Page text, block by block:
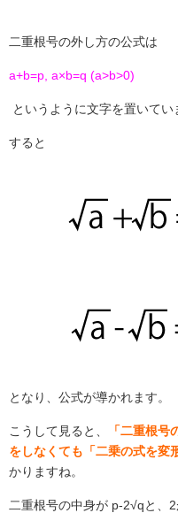
二重根号の外し方の公式は
a+b=p, a×b=q (a>b>0)
というように文字を置いてい
すると
となり、公式が導かれます。
こうして見ると、
「二重根
をしなくても「二乗の式を変
かりますね。
二重根号の中身が p-2√qと、 2